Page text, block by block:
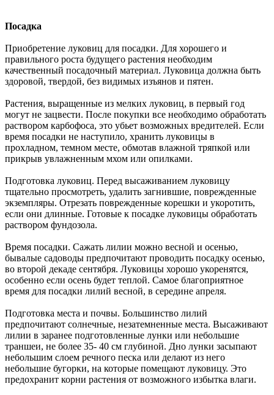
Посадка
Приобретение луковиц для посадки. Для хорошего и
правильного роста будущего растения необходим
качественный посадочный материал. Луковица должна быть
здоровой, твердой, без видимых изъянов и пятен.
Растения, выращенные из мелких луковиц, в первый год
могут не зацвести. После покупки все необходимо обработать
раствором карбофоса, это убьет возможных вредителей. Если
время посадки не наступило, хранить луковицы в
прохладном, темном месте, обмотав влажной тряпкой или
прикрыв увлажненным мхом или опилками.
Подготовка луковиц. Перед высаживанием луковицу
тщательно просмотреть, удалить загнившие, поврежденные
экземпляры. Отрезать поврежденные корешки и укоротить,
если они длинные. Готовые к посадке луковицы обработать
раствором фундозола.
Время посадки. Сажать лилии можно весной и осенью,
бывалые садоводы предпочитают проводить посадку осенью,
во второй декаде сентября. Луковицы хорошо укоренятся,
особенно если осень будет теплой. Самое благоприятное
время для посадки лилий весной, в середине апреля.
Подготовка места и почвы. Большинство лилий
предпочитают солнечные, незатемненные места. Высаживают
лилии в заранее подготовленные лунки или небольшие
траншеи, не более 35- 40 см глубиной. Дно лунки засыпают
небольшим слоем речного песка или делают из него
небольшие бугорки, на которые помещают луковицу. Это
предохранит корни растения от возможного избытка влаги.